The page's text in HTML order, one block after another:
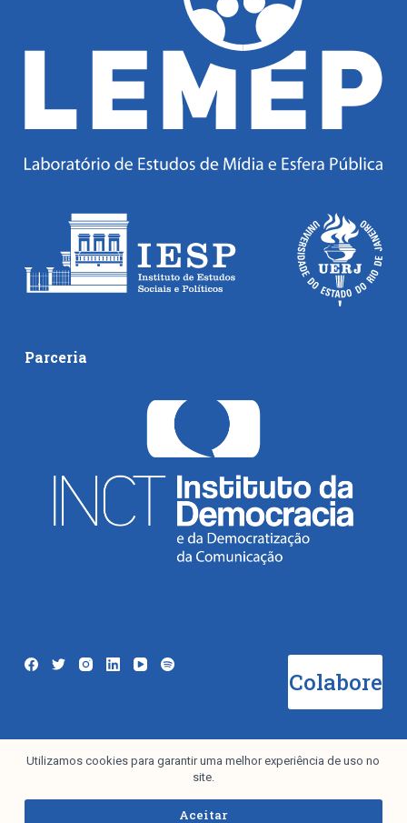
Parceria
Colabore
Utilizamos cookies para garantir uma melhor experiência de uso no
site.
Aceitar